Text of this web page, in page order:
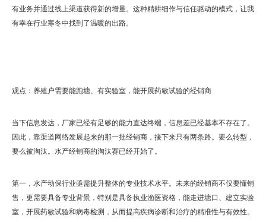
有业务并通过线上渠道获得新的增量。这种精耕细作与信任驱动的模式，让我
有幸在行业寒冬中找到了温暖的出路。
观点：养殖户需要能跑塘、有实验室，能开展药敏试验的经销商
当下信息发达，厂家已经有足够的能力直达终端，信息差已经基本不存在了。
因此，靠渠道网络发展起来的那一批经销商，接下来只有两条路。要么转型，
要么被淘汰。水产经销商的淘汰赛已经开始了。
第一，水产动保行业亟需提升整体的专业技术水平。未来的经销商不仅要懂销
售，更需要具备专业背景，特别是具备执业渔医资格，能走进塘口、建立实验
室，开展药敏试验和病毒检测，从而提高疾病诊断和治疗的精准性与有效性。